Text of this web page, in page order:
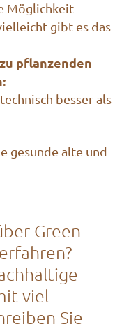
Möglichkeit
gibt es das
pflanzenden
besser als
gesunde alte und
Green
viel
Sie